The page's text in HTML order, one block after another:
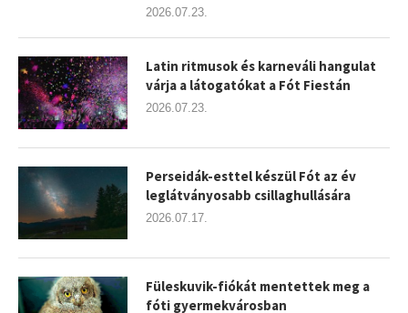
2026.07.23.
Latin ritmusok és karneváli hangulat
várja a látogatókat a Fót Fiestán
2026.07.23.
Perseidák-esttel készül Fót az év
leglátványosabb csillaghullására
2026.07.17.
Füleskuvik-fiókát mentettek meg a
fóti gyermekvárosban